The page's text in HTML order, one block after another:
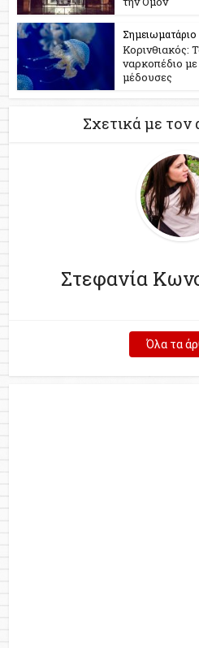
Σημειωματάριο
Κορινθιακός:
ναρκοπέδιο με
μέδουσες
Σχετικά με τον
Στεφανία
Όλα τα